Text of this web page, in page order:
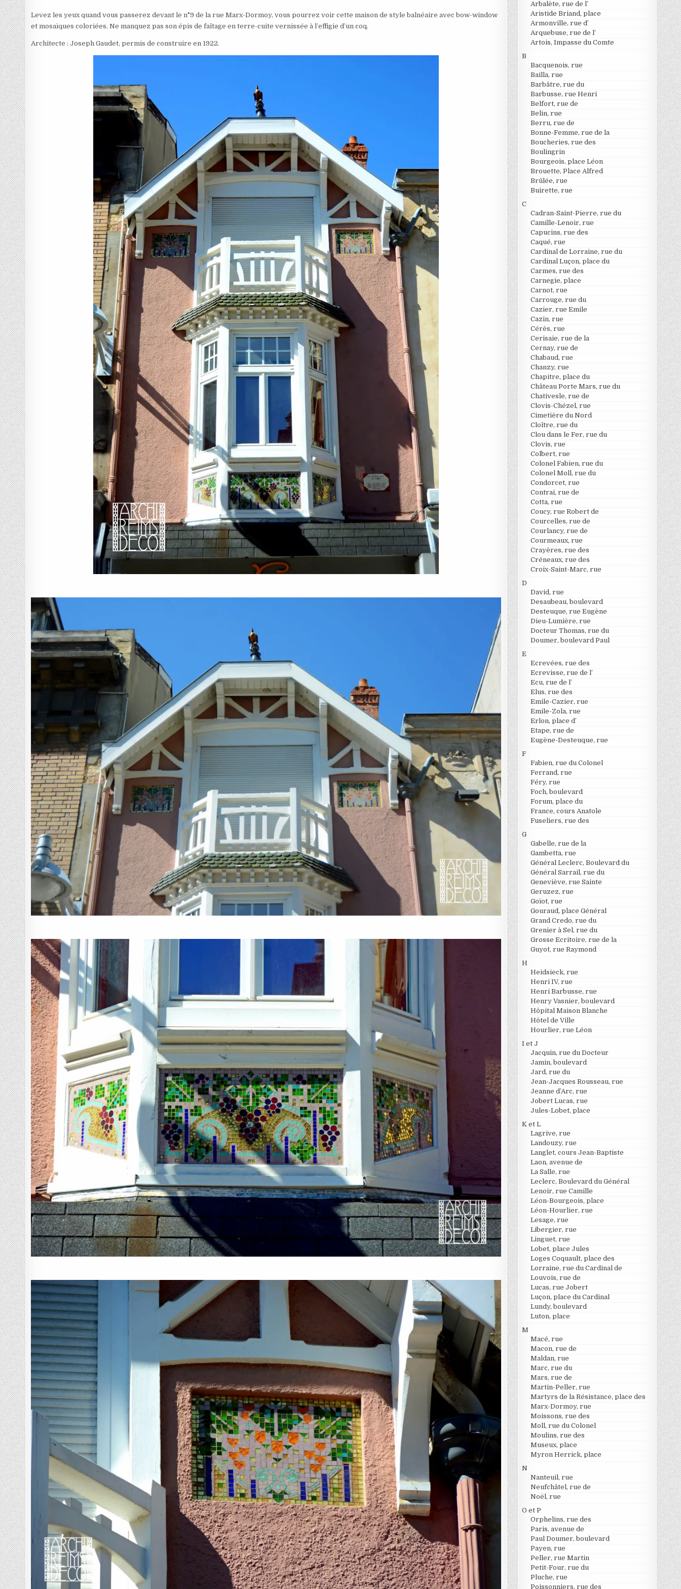
Levez les yeux quand vous passerez devant le n°9 de la rue Marx-Dormoy, vous pourrez voir cette maison de style balnéaire avec bow-window
et mosaïques coloriées. Ne manquez pas son épis de faîtage en terre-cuite vernissée à l’effigie d’un coq.
Architecte : Joseph Gaudet, permis de construire en 1922.
Arbalète, rue de l’
Aristide Briand, place
Armonville, rue d’
Arquebuse, rue de l’
Artois, Impasse du Comte
B
Bacquenois, rue
Bailla, rue
Barbâtre, rue du
Barbusse, rue Henri
Belfort, rue de
Belin, rue
Berru, rue de
Bonne-Femme, rue de la
Boucheries, rue des
Boulingrin
Bourgeois, place Léon
Brouette, Place Alfred
Brûlée, rue
Buirette, rue
C
Cadran-Saint-Pierre, rue du
Camille-Lenoir, rue
Capucins, rue des
Caqué, rue
Cardinal de Lorraine, rue du
Cardinal Luçon, place du
Carmes, rue des
Carnegie, place
Carnot, rue
Carrouge, rue du
Cazier, rue Emile
Cazin, rue
Cérès, rue
Cerisaie, rue de la
Cernay, rue de
Chabaud, rue
Chanzy, rue
Chapitre, place du
Château Porte Mars, rue du
Chativesle, rue de
Clovis-Chézel, rue
Cimetière du Nord
Cloître, rue du
Clou dans le Fer, rue du
Clovis, rue
Colbert, rue
Colonel Fabien, rue du
Colonel Moll, rue du
Condorcet, rue
Contrai, rue de
Cotta, rue
Coucy, rue Robert de
Courcelles, rue de
Courlancy, rue de
Courmeaux, rue
Crayères, rue des
Créneaux, rue des
Croix-Saint-Marc, rue
D
David, rue
Desaubeau, boulevard
Desteuque, rue Eugène
Dieu-Lumière, rue
Docteur Thomas, rue du
Doumer, boulevard Paul
E
Ecrevées, rue des
Ecrevisse, rue de l’
Ecu, rue de l’
Elus, rue des
Emile-Cazier, rue
Emile-Zola, rue
Erlon, place d’
Etape, rue de
Eugène-Desteuque, rue
F
Fabien, rue du Colonel
Ferrand, rue
Féry, rue
Foch, boulevard
Forum, place du
France, cours Anatole
Fuseliers, rue des
G
Gabelle, rue de la
Gambetta, rue
Général Leclerc, Boulevard du
Général Sarrail, rue du
Geneviève, rue Sainte
Geruzez, rue
Goïot, rue
Gouraud, place Général
Grand Credo, rue du
Grenier à Sel, rue du
Grosse Ecritoire, rue de la
Guyot, rue Raymond
H
Heidsieck, rue
Henri IV, rue
Henri Barbusse, rue
Henry Vasnier, boulevard
Hôpital Maison Blanche
Hôtel de Ville
Hourlier, rue Léon
I et J
Jacquin, rue du Docteur
Jamin, boulevard
Jard, rue du
Jean-Jacques Rousseau, rue
Jeanne d’Arc, rue
Jobert Lucas, rue
Jules-Lobet, place
K et L
Lagrive, rue
Landouzy, rue
Langlet, cours Jean-Baptiste
Laon, avenue de
La Salle, rue
Leclerc, Boulevard du Général
Lenoir, rue Camille
Léon-Bourgeois, place
Léon-Hourlier, rue
Lesage, rue
Libergier, rue
Linguet, rue
Lobet, place Jules
Loges Coquault, place des
Lorraine, rue du Cardinal de
Louvois, rue de
Lucas, rue Jobert
Luçon, place du Cardinal
Lundy, boulevard
Luton, place
M
Macé, rue
Macon, rue de
Maldan, rue
Marc, rue du
Mars, rue de
Martin-Peller, rue
Martyrs de la Résistance, place des
Marx-Dormoy, rue
Moissons, rue des
Moll, rue du Colonel
Moulins, rue des
Museux, place
Myron Herrick, place
N
Nanteuil, rue
Neufchâtel, rue de
Noël, rue
O et P
Orphelins, rue des
Paris, avenue de
Paul Doumer, boulevard
Payen, rue
Peller, rue Martin
Petit-Four, rue du
Pluche, rue
Poissonniers, rue des